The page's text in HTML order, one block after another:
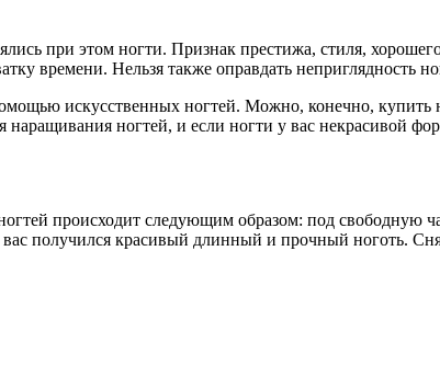
при этом ногти. Признак престижа, стиля,
времени. Нельзя также оправдать неприглядность
искусственных ногтей. Можно, конечно,
наращивания ногтей, и если ногти у вас некрасивой
происходит следующим образом: под свободную
получился красивый длинный и прочный ноготь.